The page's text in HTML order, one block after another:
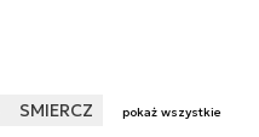
SMIERCZ pokaż wszystkie